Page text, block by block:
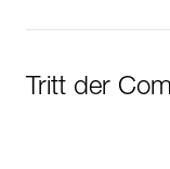
Tritt der